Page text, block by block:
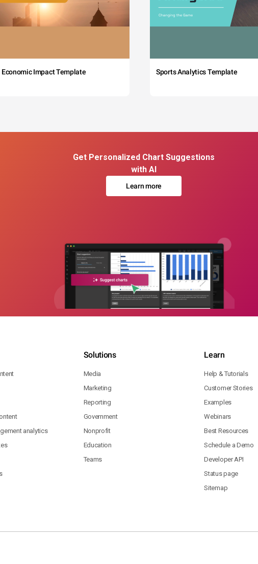
Economic Impact Template Sports Analytics Template
Get Personalized Chart Suggestions
with AI
Learn more
analytics
Solutions
Media
Marketing
Reporting
Government
Nonprofit
Education
Teams
Learn
Help & Tutorials
Customer Stories
Examples
Webinars
Best Resources
Schedule a Demo
Developer API
Status page
Sitemap